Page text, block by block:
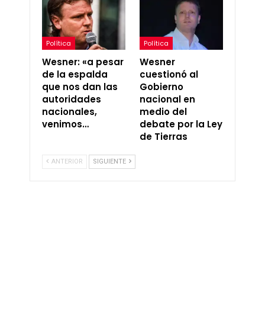
Política
Wesner: «a pesar
de la espalda
que nos dan las
autoridades
nacionales,
venimos…
Política
Wesner
cuestionó al
Gobierno
nacional en
medio del
debate por la Ley
de Tierras
ANTERIOR SIGUIENTE